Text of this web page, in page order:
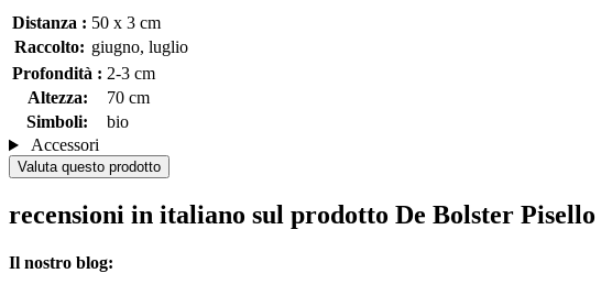
Distanza : 50 x 3 cm
Raccolto: giugno, luglio
Profondità : 2-3 cm
Altezza:
70 cm
Simboli:
bio
Accessori
Valuta questo prodotto
recensioni in italiano sul prodotto De Bolster Pisello
Il nostro blog: